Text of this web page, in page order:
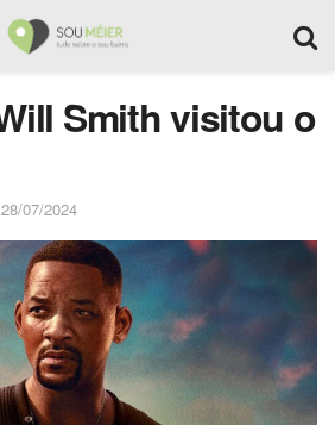
Smith visitou o
28/07/2024